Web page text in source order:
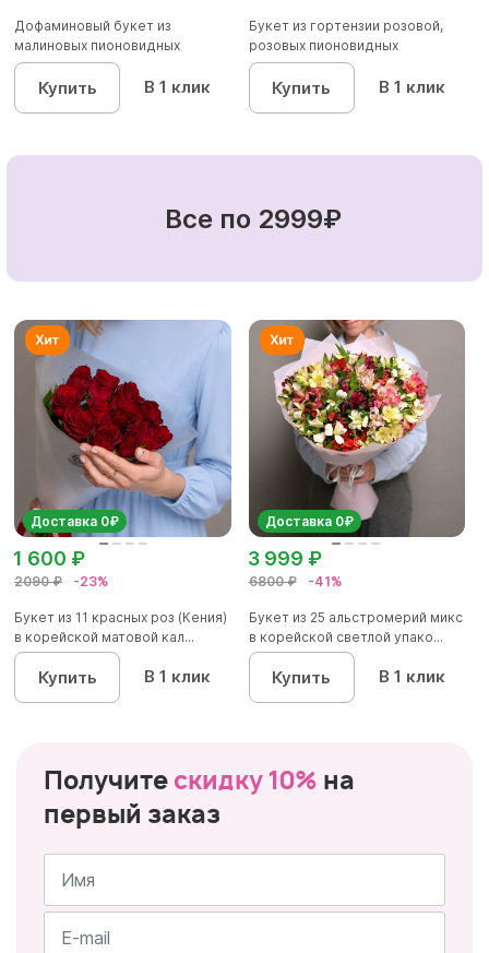
Дофаминовый букет из
малиновых пионовидных
кустовых роз...
Купить В 1 клик
Букет из гортензии розовой,
розовых пионовидных
кустовы...
Купить В 1 клик
Все по 2999₽
Доставка 0₽
2090 ₽ -23%
1 600 ₽
Букет из 11 красных роз (Кения)
в корейской матовой кал...
Купить В 1 клик
Доставка 0₽
6800 ₽ -41%
3 999 ₽
Букет из 25 альстромерий микс
в корейской светлой упако...
Купить В 1 клик
Получите скидку 10% на
первый заказ
Имя